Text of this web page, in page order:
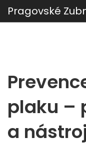
Pragovské
plaku –
a